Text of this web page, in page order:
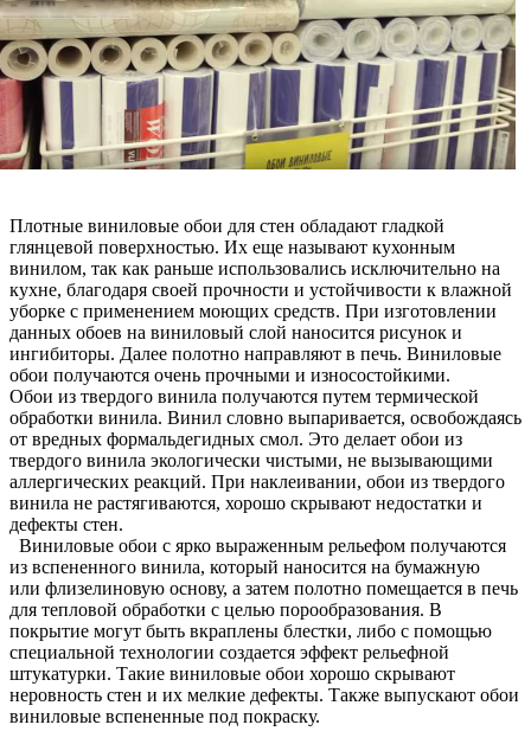
Плотные виниловые обои для стен обладают гладкой
глянцевой поверхностью. Их еще называют кухонным
винилом, так как раньше использовались исключительно на
кухне, благодаря своей прочности и устойчивости к влажной
уборке с применением моющих средств. При изготовлении
данных обоев на виниловый слой наносится рисунок и
ингибиторы. Далее полотно направляют в печь. Виниловые
обои получаются очень прочными и износостойкими.
Обои из твердого винила получаются путем термической
обработки винила. Винил словно выпаривается, освобождаясь
от вредных формальдегидных смол. Это делает обои из
твердого винила экологически чистыми, не вызывающими
аллергических реакций. При наклеивании, обои из твердого
винила не растягиваются, хорошо скрывают недостатки и
дефекты стен.
Виниловые обои с ярко выраженным рельефом получаются
из вспененного винила, который наносится на бумажную
или флизелиновую основу, а затем полотно помещается в печь
для тепловой обработки с целью порообразования. В
покрытие могут быть вкраплены блестки, либо с помощью
специальной технологии создается эффект рельефной
штукатурки. Такие виниловые обои хорошо скрывают
неровность стен и их мелкие дефекты. Также выпускают обои
виниловые вспененные под покраску.